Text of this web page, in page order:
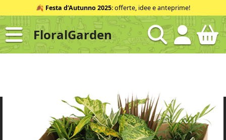
al
contenuto
ID
🍂 Festa d’Autunno 2025: offerte, idee e anteprime!
FloralGarden